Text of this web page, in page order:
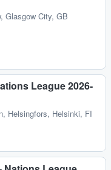
Glasgow City, GB
League 2026-
, Helsingfors, Helsinki, FI